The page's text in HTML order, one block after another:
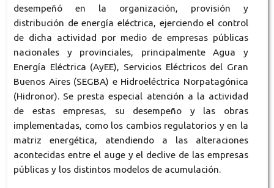
desempeñó en la organización, provisión y
distribución de energía eléctrica, ejerciendo el control
de dicha actividad por medio de empresas públicas
nacionales y provinciales, principalmente Agua y
Energía Eléctrica (AyEE), Servicios Eléctricos del Gran
Buenos Aires (SEGBA) e Hidroeléctrica Norpatagónica
(Hidronor). Se presta especial atención a la actividad
de estas empresas, su desempeño y las obras
implementadas, como los cambios regulatorios y en la
matriz energética, atendiendo a las alteraciones
acontecidas entre el auge y el declive de las empresas
públicas y los distintos modelos de acumulación.